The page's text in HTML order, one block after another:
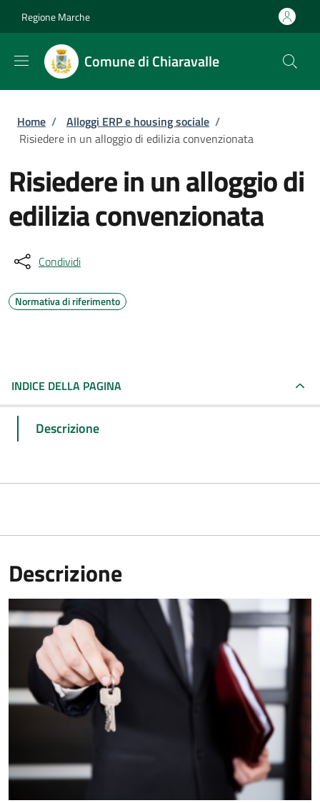
Regione Marche
Comune di Chiaravalle
Briciole di pane
Home / Alloggi ERP e housing sociale /
Risiedere in un alloggio di edilizia convenzionata
Risiedere in un alloggio di
edilizia convenzionata
Condividi
Normativa di riferimento
INDICE DELLA PAGINA
Descrizione
Descrizione